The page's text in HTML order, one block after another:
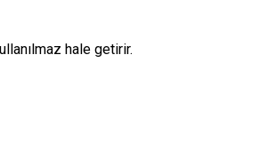
hale getirir.